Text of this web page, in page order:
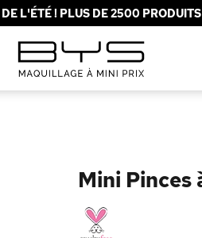
L'ÉTÉ ! PLUS DE 2500
Mini Pinces